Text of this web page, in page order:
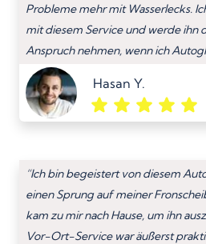
Probleme mehr mit Wasserlecks.
mit diesem Service und werde ihn
Anspruch nehmen, wenn ich
Hasan Y.
“Ich bin begeistert von diesem
einen Sprung auf meiner
kam zu mir nach Hause, um ihn
Vor-Ort-Service war äußerst